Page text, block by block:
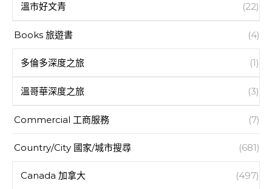
溫市好文青 (22)
Books 旅遊書 (4)
多倫多深度之旅 (1)
溫哥華深度之旅 (3)
Commercial 工商服務 (7)
Country/City 國家/城市搜尋 (681)
Canada 加拿大 (497)